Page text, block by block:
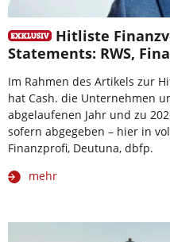
Hitliste
Statements: RWS,
Im Rahmen des Artikels zur
hat Cash. die Unternehmen
abgelaufenen Jahr und zu
sofern abgegeben – hier in
Finanzprofi, Deutuna, dbfp.
mehr